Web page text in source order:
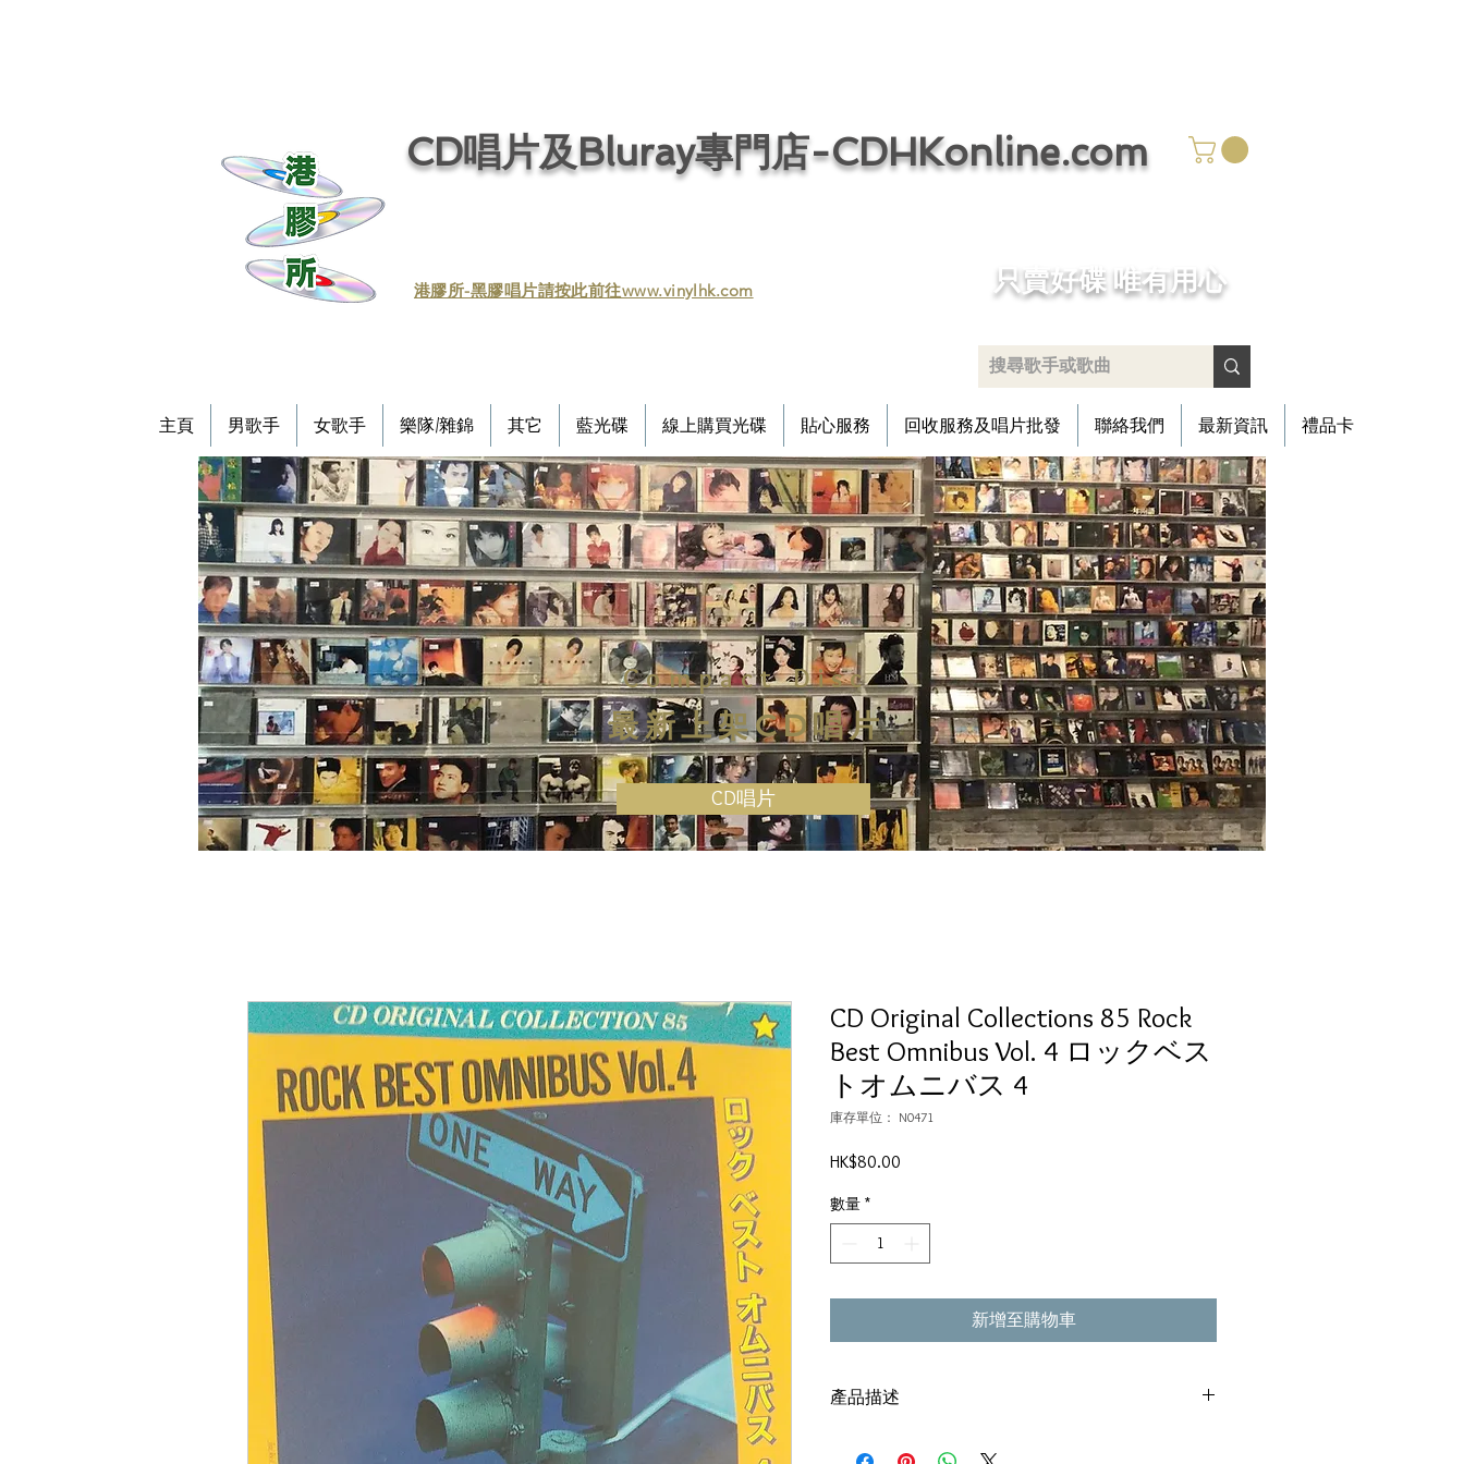
CD唱片及Bluray專門店-CDHKonline.com
​港膠所-黑膠唱片請按此前往www.vinylhk.com ​只賣好碟 唯有用心
主頁 男歌手 女歌手 樂隊/雜錦 其它 藍光碟 線上購買光碟 貼心服務 回收服務及唱片批發 聯絡我們 最新資訊 禮品卡
Compact Disc
最新上架CD唱片
CD唱片
CD Original Collections 85 Rock
Best Omnibus Vol. 4 ロックベス
トオムニバス 4
庫存單位： N0471
HK$80.00
數量 *
新增至購物車
產品描述